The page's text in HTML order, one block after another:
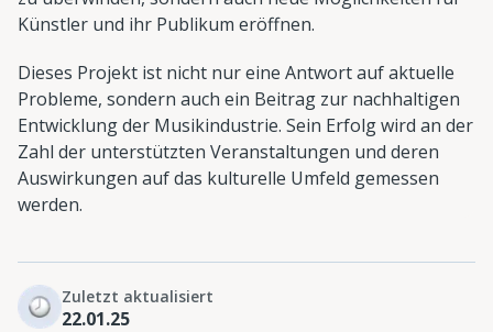
Künstler und ihr Publikum eröffnen.
Dieses Projekt ist nicht nur eine Antwort auf aktuelle
Probleme, sondern auch ein Beitrag zur nachhaltigen
Entwicklung der Musikindustrie. Sein Erfolg wird an der
Zahl der unterstützten Veranstaltungen und deren
Auswirkungen auf das kulturelle Umfeld gemessen
werden.
Zuletzt aktualisiert
22.01.25